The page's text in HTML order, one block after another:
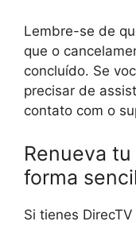
Lembre-se de
que o
concluído. Se
precisar de
contato com o
Renueva
forma
Si tienes